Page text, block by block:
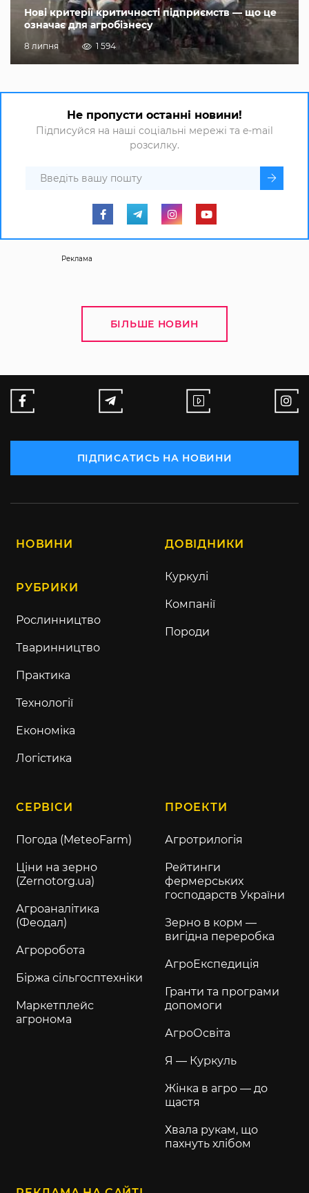
Нові критерії критичності підприємств — що це
означає для агробізнесу
8 липня 1 594
Не пропусти останні новини!
Підписуйся на наші соціальні мережі та e-mail
розсилку.
Реклама
БІЛЬШЕ НОВИН
ПІДПИСАТИСЬ НА НОВИНИ
НОВИНИ
РУБРИКИ
Рослинництво
Тваринництво
Практика
Технології
Економіка
Логістика
ДОВІДНИКИ
Куркулі
Компанії
Породи
СЕРВІСИ
Погода (MeteoFarm)
Ціни на зерно
(Zernotorg.ua)
Агроаналітика
(Феодал)
Агроробота
Біржа сільгосптехніки
Маркетплейс
агронома
ПРОЕКТИ
Агротрилогія
Рейтинги
фермерських
господарств України
Зерно в корм —
вигідна переробка
АгроЕкспедиція
Гранти та програми
допомоги
АгроОсвіта
Я — Куркуль
Жінка в агро — до
щастя
Хвала рукам, що
пахнуть хлібом